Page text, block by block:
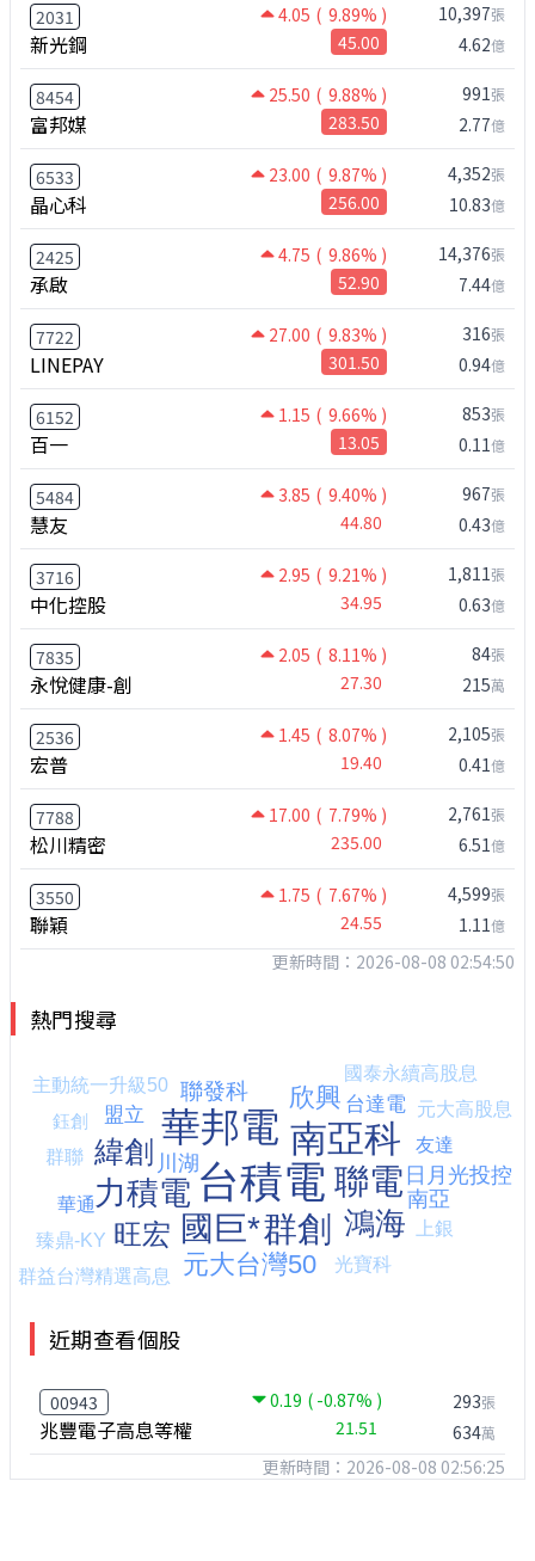
2031 4.05 ( 9.89% )
新光鋼 45.00
10,397張
4.62億
8454 25.50 ( 9.88% )
富邦媒 283.50
991張
2.77億
6533 23.00 ( 9.87% )
晶心科 256.00
4,352張
10.83億
2425 4.75 ( 9.86% )
承啟 52.90
14,376張
7.44億
7722 27.00 ( 9.83% )
LINEPAY 301.50
316張
0.94億
6152 1.15 ( 9.66% )
百一 13.05
853張
0.11億
5484 3.85 ( 9.40% )
慧友 44.80
967張
0.43億
3716 2.95 ( 9.21% )
中化控股 34.95
1,811張
0.63億
7835 2.05 ( 8.11% )
永悅健康-創 27.30
84張
215萬
2536 1.45 ( 8.07% )
宏普 19.40
2,105張
0.41億
7788 17.00 ( 7.79% )
松川精密 235.00
2,761張
6.51億
3550 1.75 ( 7.67% )
聯穎 24.55
4,599張
1.11億
更新時間：2026-08-08 02:54:50
熱門搜尋
近期查看個股
00943 0.19 ( -0.87% )
兆豐電子高息等權 21.51
293張
634萬
更新時間：2026-08-08 02:56:25